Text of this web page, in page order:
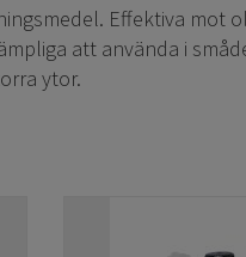
Effektiva mot
att använda i
ytor.